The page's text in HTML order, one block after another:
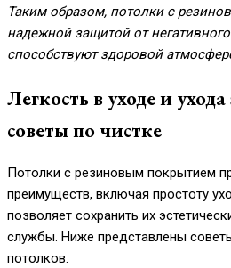
Таким образом, потолки с
надежной защитой от
способствуют здоровой
Легкость в уходе и
советы по чистке
Потолки с резиновым покрытием
преимуществ, включая простоту
позволяет сохранить их
службы. Ниже представлены
потолков.